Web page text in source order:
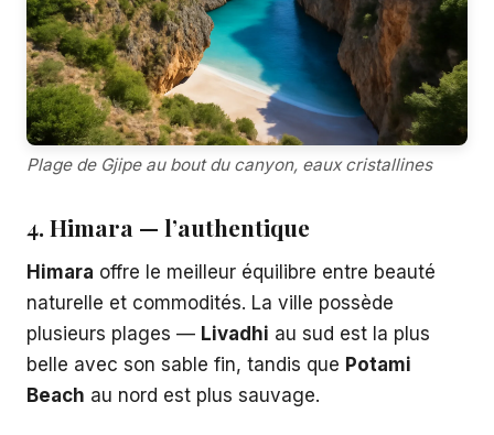
Plage de Gjipe au bout du canyon, eaux cristallines
4. Himara — l’authentique
Himara offre le meilleur équilibre entre beauté
naturelle et commodités. La ville possède
plusieurs plages — Livadhi au sud est la plus
belle avec son sable fin, tandis que Potami
Beach au nord est plus sauvage.